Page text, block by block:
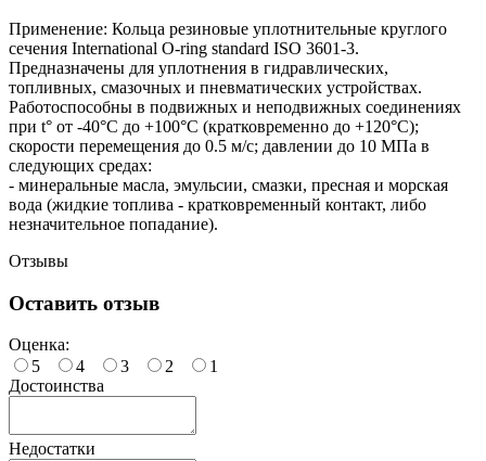
Применение: Кольца резиновые уплотнительные круглого
сечения International O-ring standard ISO 3601-3.
Предназначены для уплотнения в гидравлических,
топливных, смазочных и пневматических устройствах.
Работоспособны в подвижных и неподвижных соединениях
при t° от -40°С до +100°С (кратковременно до +120°С);
скорости перемещения до 0.5 м/с; давлении до 10 МПа в
следующих средах:
- минеральные масла, эмульсии, смазки, пресная и морская
вода (жидкие топлива - кратковременный контакт, либо
незначительное попадание).
Отзывы
Оставить отзыв
Оценка:
5
4 3 2
1
Достоинства
Недостатки